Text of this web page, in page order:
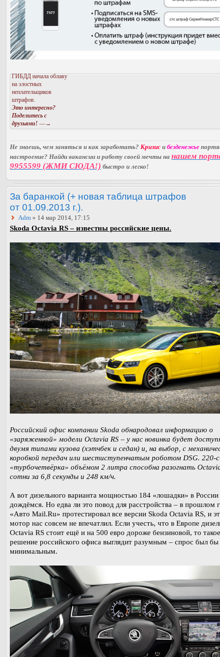
ГИБДД начала облаву
на злостных
неплательщиков
штрафов.
Это интересно?
Поделитесь с
друзьями! —→
Не знаешь, чем заняться и как заработать? Кризис и безденежье
настроение? Найди вакансии и работу своей мечты на нашем
9955599 (ЖМИ СЮДА!) быстро и легко!
За баранкой (+ новая таблица штрафов
от 01.09.2013 г.).
Adm » 14 мар 2014, 17:15
Skoda Octavia RS – известны российские цены.
Российский офис компании Skoda обнародовал информацию о
«заряженной» модели Octavia RS – у нас новинка будет
двумя типами кузова (хэтчбек и седан) и, на выбор, с
коробкой передач или шестиступенчатым роботом DSG. 220-
«турбочетвёрка» объёмом 2 литра способна разогнать
сотни за 6,8 секунды и 248 км/ч.
А вот дизельного варианта мощностью 184 «лошадки» в
дождёмся. Но едва ли это повод для расстройства – в прошлом
«Авто Mail.Ru» протестировал все версии Skoda Octavia RS, и
мотор нас совсем не впечатлил. Если учесть, что в Европе
Octavia RS стоит ещё и на 500 евро дороже бензиновой, то такое
решение российского офиса выглядит разумным – спрос был бы
минимальным.